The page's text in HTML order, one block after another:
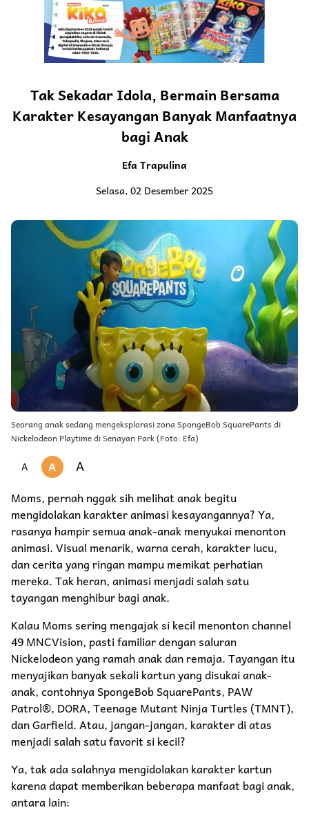
Tak Sekadar Idola, Bermain Bersama
Karakter Kesayangan Banyak Manfaatnya
bagi Anak
Efa Trapulina
Selasa, 02 Desember 2025
Seorang anak sedang mengeksplorasi zona SpongeBob SquarePants di
Nickelodeon Playtime di Senayan Park (Foto: Efa)
A A A
Moms, pernah nggak sih melihat anak begitu
mengidolakan karakter animasi kesayangannya? Ya,
rasanya hampir semua anak-anak menyukai menonton
animasi. Visual menarik, warna cerah, karakter lucu,
dan cerita yang ringan mampu memikat perhatian
mereka. Tak heran, animasi menjadi salah satu
tayangan menghibur bagi anak.
Kalau Moms sering mengajak si kecil menonton channel
49 MNCVision, pasti familiar dengan saluran
Nickelodeon yang ramah anak dan remaja. Tayangan itu
menyajikan banyak sekali kartun yang disukai anak-
anak, contohnya SpongeBob SquarePants, PAW
Patrol®, DORA, Teenage Mutant Ninja Turtles (TMNT),
dan Garfield. Atau, jangan-jangan, karakter di atas
menjadi salah satu favorit si kecil?
Ya, tak ada salahnya mengidolakan karakter kartun
karena dapat memberikan beberapa manfaat bagi anak,
antara lain: